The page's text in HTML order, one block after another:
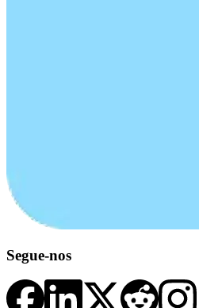
Segue-nos